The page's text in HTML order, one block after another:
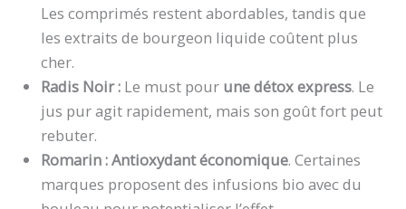
Les comprimés restent abordables, tandis que
les extraits de bourgeon liquide coûtent plus
cher.
Radis Noir : Le must pour une détox express. Le
jus pur agit rapidement, mais son goût fort peut
rebuter.
Romarin :Antioxydant économique. Certaines
marques proposent des infusions bio avec du